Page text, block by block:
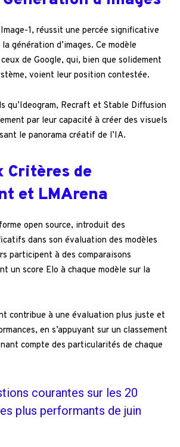
1, réussit une percée significative
génération d’images. Ce modèle
de Google, qui, bien que solidement
voient leur position contestée.
qu’Ideogram, Recraft et Stable Diffusion
par leur capacité à créer des visuels
le panorama créatif de l’IA.
Critères de
et LMArena
open source, introduit des
dans son évaluation des modèles
participent à des comparaisons
un score Elo à chaque modèle sur la
contribue à une évaluation plus juste et
en s’appuyant sur un classement
compte des particularités de chaque
courantes sur les 20
plus performants de juin